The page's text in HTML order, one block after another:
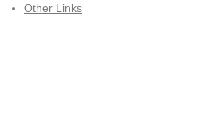
Other Links